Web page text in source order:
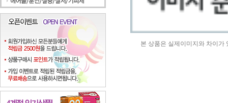
본 상품은 실제이미지와 차이가